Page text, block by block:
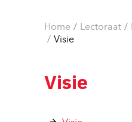
Home Lectoraat
Visie
Visie